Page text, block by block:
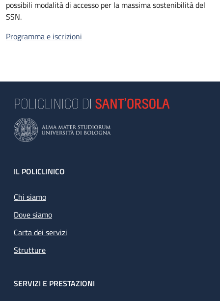
possibili modalità di accesso per la massima sostenibilità del
SSN.
Programma e iscrizioni
Footer
IL POLICLINICO
Chi siamo
Dove siamo
Carta dei servizi
Strutture
SERVIZI E PRESTAZIONI